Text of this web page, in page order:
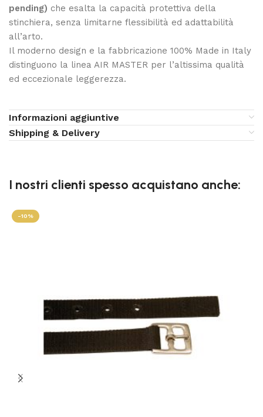
pending) che esalta la capacità protettiva della
stinchiera, senza limitarne flessibilità ed adattabilità
all’arto.
Il moderno design e la fabbricazione 100% Made in Italy
distinguono la linea AIR MASTER per l’altissima qualità
ed eccezionale leggerezza.
Informazioni aggiuntive
Shipping & Delivery
I nostri clienti spesso acquistano anche:
-10%